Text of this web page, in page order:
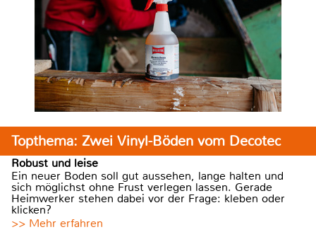
Topthema: Zwei Vinyl-Böden vom Decotec
Robust und leise
Ein neuer Boden soll gut aussehen, lange halten und
sich möglichst ohne Frust verlegen lassen. Gerade
Heimwerker stehen dabei vor der Frage: kleben oder
klicken?
>> Mehr erfahren